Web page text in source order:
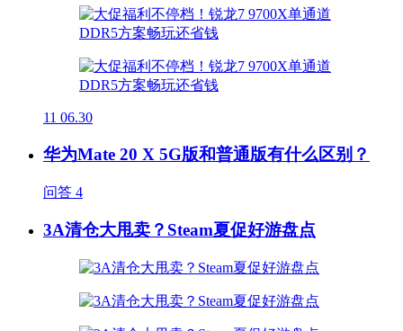
11 06.30
华为Mate 20 X 5G版和普通版有什么区别？
问答 4
3A清仓大甩卖？Steam夏促好游盘点